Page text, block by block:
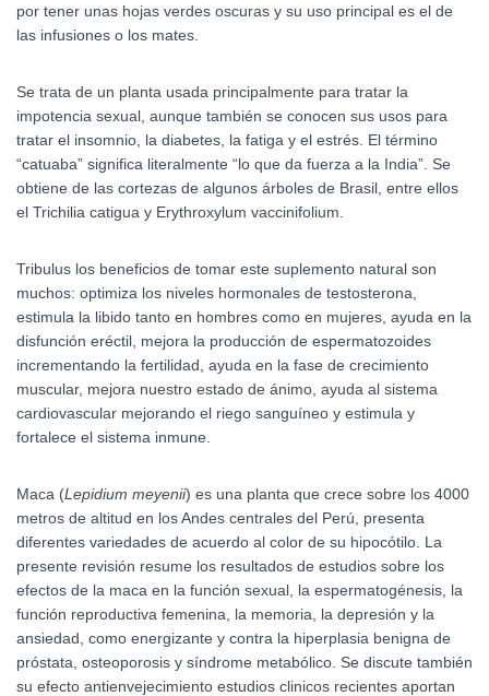
por tener unas hojas verdes oscuras y su uso principal es el de
las infusiones o los mates.
Se trata de un planta usada principalmente para tratar la
impotencia sexual, aunque también se conocen sus usos para
tratar el insomnio, la diabetes, la fatiga y el estrés. El término
“catuaba” significa literalmente “lo que da fuerza a la India”. Se
obtiene de las cortezas de algunos árboles de Brasil, entre ellos
el Trichilia catigua y Erythroxylum vaccinifolium.
Tribulus los beneficios de tomar este suplemento natural son
muchos: optimiza los niveles hormonales de testosterona,
estimula la libido tanto en hombres como en mujeres, ayuda en la
disfunción eréctil, mejora la producción de espermatozoides
incrementando la fertilidad, ayuda en la fase de crecimiento
muscular, mejora nuestro estado de ánimo, ayuda al sistema
cardiovascular mejorando el riego sanguíneo y estimula y
fortalece el sistema inmune.
Maca (Lepidium meyenii) es una planta que crece sobre los 4000
metros de altitud en los Andes centrales del Perú, presenta
diferentes variedades de acuerdo al color de su hipocótilo. La
presente revisión resume los resultados de estudios sobre los
efectos de la maca en la función sexual, la espermatogénesis, la
función reproductiva femenina, la memoria, la depresión y la
ansiedad, como energizante y contra la hiperplasia benigna de
próstata, osteoporosis y síndrome metabólico. Se discute también
su efecto antienvejecimiento estudios clinicos recientes aportan